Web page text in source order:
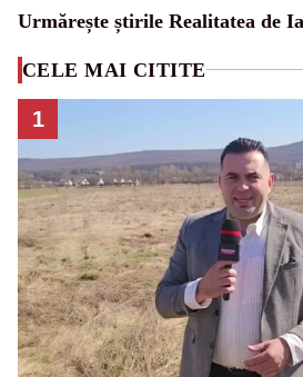
Urmărește știrile Realitatea de
CELE MAI CITITE
1